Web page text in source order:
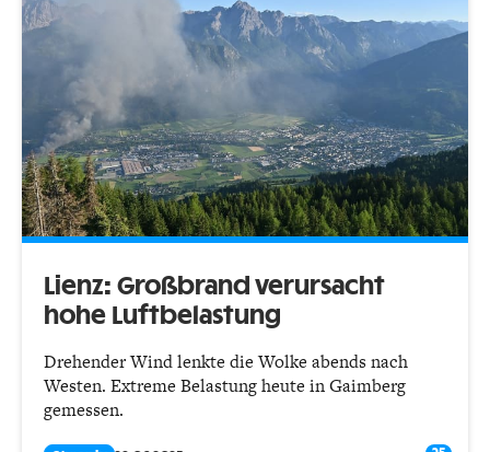
Lienz: Großbrand verursacht
hohe Luftbelastung
Drehender Wind lenkte die Wolke abends nach
Westen. Extreme Belastung heute in Gaimberg
gemessen.